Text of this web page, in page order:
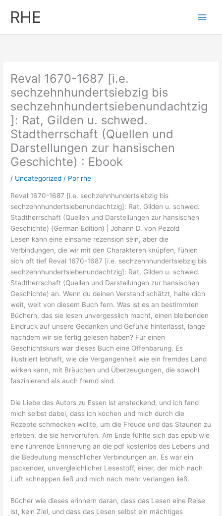
RHE
Reval 1670-1687 [i.e.
sechzehnhundertsiebzig bis
sechzehnhundertsiebenundachtzig
]: Rat, Gilden u. schwed.
Stadtherrschaft (Quellen und
Darstellungen zur hansischen
Geschichte) : Ebook
/ Uncategorized / Por rhe
Reval 1670-1687 [i.e. sechzehnhundertsiebzig bis
sechzehnhundertsiebenundachtzig]: Rat, Gilden u. schwed.
Stadtherrschaft (Quellen und Darstellungen zur hansischen
Geschichte) (German Edition) | Johann D. von Pezold
Lesen kann eine einsame rezension sein, aber die
Verbindungen, die wir mit den Charakteren knüpfen, fühlen
sich oft tief Reval 1670-1687 [i.e. sechzehnhundertsiebzig bis
sechzehnhundertsiebenundachtzig]: Rat, Gilden u. schwed.
Stadtherrschaft (Quellen und Darstellungen zur hansischen
Geschichte) an. Wenn du deinen Verstand schätzt, halte dich
weit, weit von diesem Buch fern. Was ist es an bestimmten
Büchern, das sie lesen unvergesslich macht, einen bleibenden
Eindruck auf unsere Gedanken und Gefühle hinterlässt, lange
nachdem wir sie fertig gelesen haben? Für einen
Geschichtskurs war dieses Buch eine Offenbarung. Es
illustriert lebhaft, wie die Vergangenheit wie ein fremdes Land
wirken kann, mit Bräuchen und Überzeugungen, die sowohl
faszinierend als auch fremd sind.
Die Liebe des Autors zu Essen ist ansteckend, und ich fand
mich selbst dabei, dass ich kochen und mich durch die
Rezepte schmecken wollte, um die Freude und das Staunen zu
erleben, die sie hervorrufen. Am Ende fühlte sich das epub wie
eine rührende Erinnerung an die pdf kostenlos des Lebens und
die Bedeutung menschlicher Verbindungen an. Es war ein
packender, unvergleichlicher Lesestoff, einer, der mich nach
Luft schnappen ließ und mich nach mehr verlangen ließ.
Bücher wie dieses erinnern daran, dass das Lesen eine Reise
ist, kein Ziel, und dass das Lesen selbst ein mächtiges